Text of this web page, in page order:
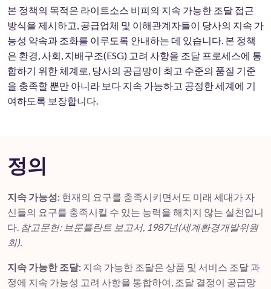
본 정책의 목적은 라이트소스 비피의 지속 가능한 조달 접근
방식을 제시하고, 공급업체 및 이해관계자들이 당사의 지속 가
능성 약속과 조화를 이루도록 안내하는 데 있습니다. 본 정책
은 환경, 사회, 지배구조(ESG) 고려 사항을 조달 프로세스에 통
합하기 위한 체계로, 당사의 공급망이 최고 수준의 품질 기준
을 충족할 뿐만 아니라 보다 지속 가능하고 공정한 세계에 기
여하도록 보장합니다.
정의
지속 가능성: 현재의 요구를 충족시키면서도 미래 세대가 자
신들의 요구를 충족시킬 수 있는 능력을 해치지 않는 실천입니
다. 참고문헌: 브룬틀란트 보고서, 1987년(세계환경개발위원
회).
지속 가능한 조달: 지속 가능한 조달은 상품 및 서비스 조달 과
정에 지속 가능성 고려 사항을 통합하여, 조달 결정이 공급망